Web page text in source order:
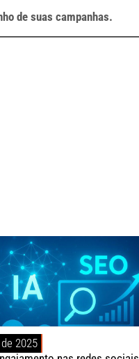
de suas campanhas.
2025